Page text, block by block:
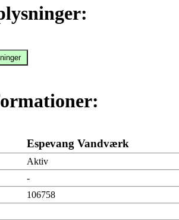
Espevang Vandværk
Aktiv
-
106758